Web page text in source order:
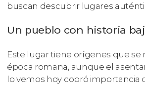
buscan descubrir lugares
Un pueblo con historia
Este lugar tiene orígenes que se
época romana, aunque el
lo vemos hoy cobró importancia